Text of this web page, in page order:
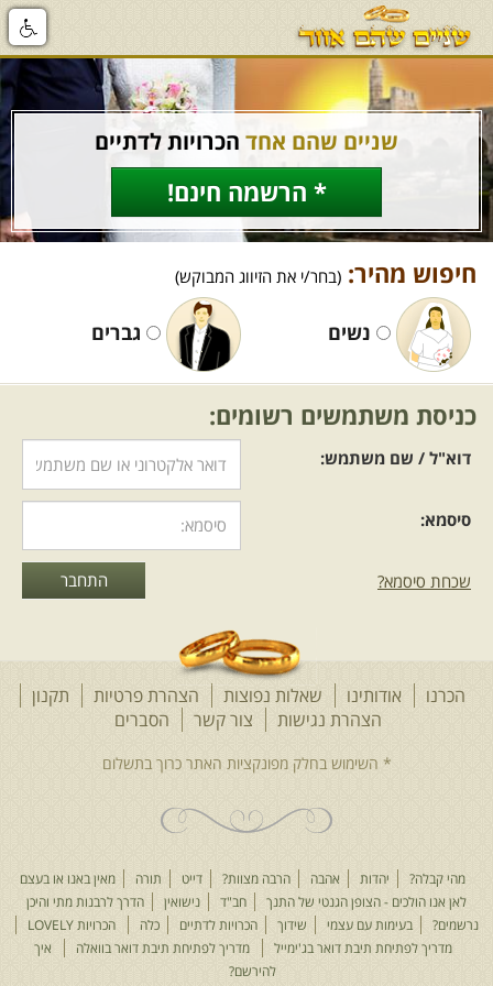
שניים שהם אחד הכרויות לדתיים
* הרשמה חינם!
חיפוש מהיר: (בחר/י את הזיווג המבוקש)
נשים גברים
כניסת משתמשים רשומים:
דוא"ל / שם משתמש:
סיסמא:
שכחת סיסמא?
הכרנו אודותינו שאלות נפוצות הצהרת פרטיות
תקנון
הצהרת נגישות
צור קשר הסברים
מהי קבלה? יהדות אהבה הרבה מצוות? דייט תורה
מאין באנו או בעצם
לאן אנו הולכים - הצופן הגנטי של התנך
חב"ד נישואין
הדרך לרבנות מתי והיכן
נרשמים?
בעימות עם עצמי שידוך הכרויות לדתיים כלה
הכרויות LOVELY
מדריך לפתיחת תיבת דואר בג'ימייל
מדריך לפתיחת תיבת דואר בוואלה
איך
להירשם?